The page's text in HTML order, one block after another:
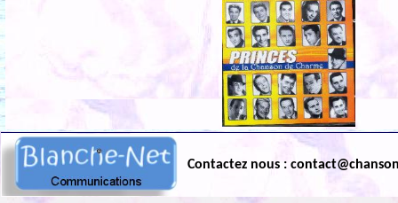
Contactez nous :